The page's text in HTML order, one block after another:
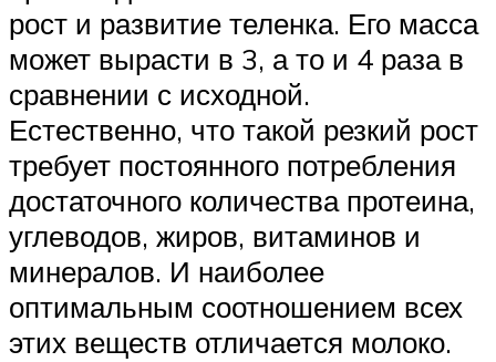
рост и развитие теленка. Его масса
может вырасти в 3, а то и 4 раза в
сравнении с исходной.
Естественно, что такой резкий рост
требует постоянного потребления
достаточного количества протеина,
углеводов, жиров, витаминов и
минералов. И наиболее
оптимальным соотношением всех
этих веществ отличается молоко.